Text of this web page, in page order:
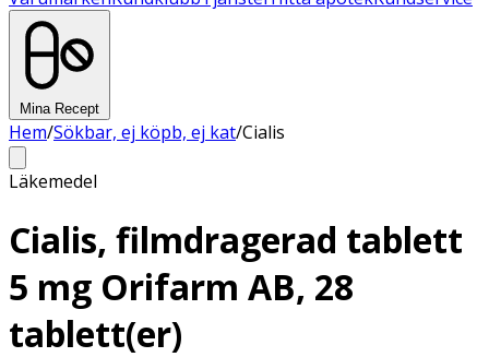
Mina Recept
Hem/Sökbar, ej köpb, ej kat/Cialis
Läkemedel
Cialis, filmdragerad tablett
5 mg Orifarm AB, 28
tablett(er)